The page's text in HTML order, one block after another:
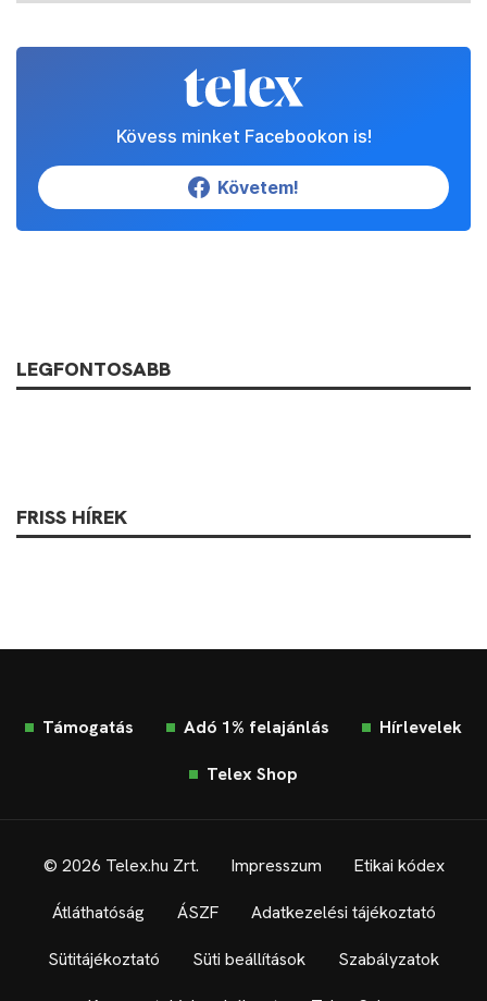
Kövess minket Facebookon is!
Követem!
LEGFONTOSABB
FRISS HÍREK
Támogatás Adó 1% felajánlás Hírlevelek
Telex Shop
© 2026 Telex.hu Zrt. Impresszum Etikai kódex
Átláthatóság ÁSZF Adatkezelési tájékoztató
Sütitájékoztató Süti beállítások Szabályzatok